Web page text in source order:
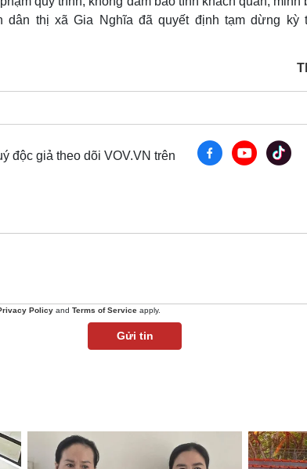
dân thị xã Gia Nghĩa đã quyết định tạm dừng
độc giả theo dõi VOV.VN trên
Policy and Terms of Service apply.
Gửi tin